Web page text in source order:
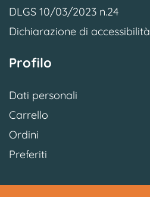
DLGS 10/03/2023 n.24
Dichiarazione di accessibilità
Profilo
Dati personali
Carrello
Ordini
Preferiti